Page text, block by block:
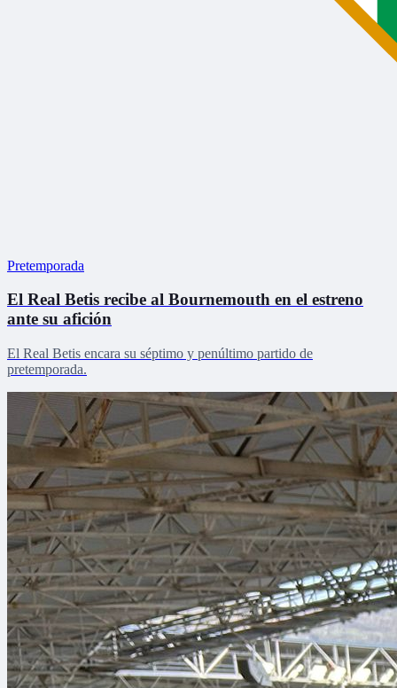
Pretemporada
El Real Betis recibe al Bournemouth en el estreno
ante su afición
El Real Betis encara su séptimo y penúltimo partido de
pretemporada.